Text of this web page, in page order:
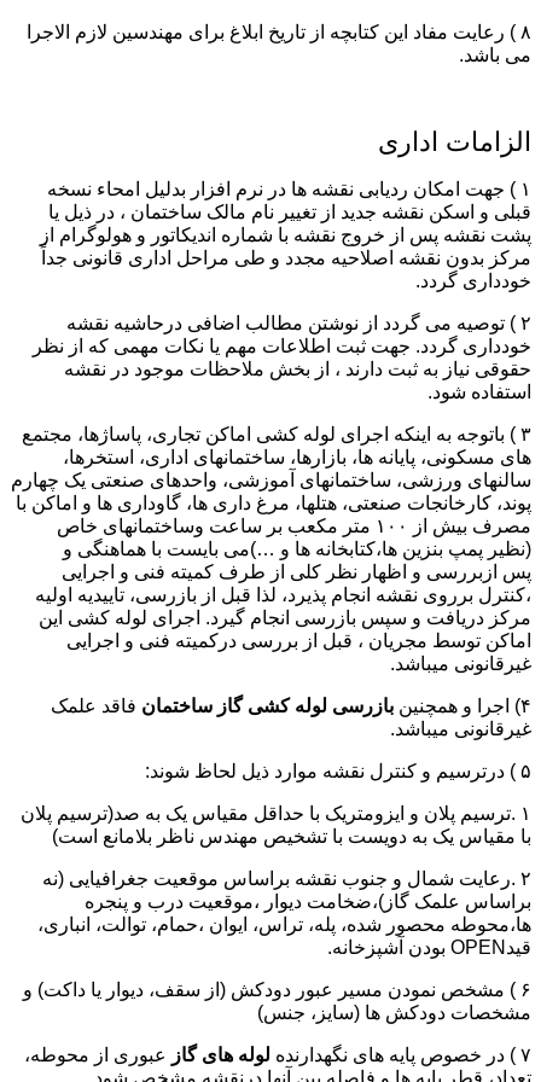
۸ ) رعایت مفاد این کتابچه از تاریخ ابلاغ برای مهندسین لازم الاجرا
می باشد.
الزامات اداری
۱ ) جهت امکان ردیابی نقشه ها در نرم افزار بدلیل امحاء نسخه
قبلی و اسکن نقشه جدید از تغییر نام مالک ساختمان ، در ذیل یا
پشت نقشه پس از خروج نقشه با شماره اندیکاتور و هولوگرام از
مرکز بدون نقشه اصلاحیه مجدد و طی مراحل اداری قانونی جداً
خودداری گردد.
۲ ) توصیه می گردد از نوشتن مطالب اضافی درحاشیه نقشه
خودداری گردد. جهت ثبت اطلاعات مهم یا نکات مهمی که از نظر
حقوقی نیاز به ثبت دارند ، از بخش ملاحظات موجود در نقشه
استفاده شود.
۳ ) باتوجه به اینکه اجرای لوله کشی اماکن تجاری، پاساژها، مجتمع
های مسکونی، پایانه ها، بازارها، ساختمانهای اداری، استخرها،
سالنهای ورزشی، ساختمانهای آموزشی، واحدهای صنعتی یک چهارم
پوند، کارخانجات صنعتی، هتلها، مرغ داری ها، گاوداری ها و اماکن با
مصرف بیش از ۱۰۰ متر مکعب بر ساعت وساختمانهای خاص
(نظیر پمپ بنزین ها،کتابخانه ها و …)می بایست با هماهنگی و
پس ازبررسی و اظهار نظر کلی از طرف کمیته فنی و اجرایی
،کنترل برروی نقشه انجام پذیرد، لذا قبل از بازرسی، تاییدیه اولیه
مرکز دریافت و سپس بازرسی انجام گیرد. اجرای لوله کشی این
اماکن توسط مجریان ، قبل از بررسی درکمیته فنی و اجرایی
غیرقانونی میباشد.
۴) اجرا و همچنین بازرسی لوله کشی گاز ساختمان فاقد علمک
غیرقانونی میباشد.
۵ ) درترسیم و کنترل نقشه موارد ذیل لحاظ شوند:
۱ .ترسیم پلان و ایزومتریک با حداقل مقیاس یک به صد(ترسیم پلان
با مقیاس یک به دویست با تشخیص مهندس ناظر بلامانع است)
۲ .رعایت شمال و جنوب نقشه براساس موقعیت جغرافیایی (نه
براساس علمک گاز)،ضخامت دیوار ،موقعیت درب و پنجره
ها،محوطه محصور شده، پله، تراس، ایوان ،حمام، توالت، انباری،
قیدOPEN بودن آشپزخانه.
۶ ) مشخص نمودن مسیر عبور دودکش (از سقف، دیوار یا داکت) و
مشخصات دودکش ها (سایز، جنس)
۷ ) در خصوص پایه های نگهدارنده لوله های گاز عبوری از محوطه،
تعداد، قطر پایه ها و فاصله بین آنها درنقشه مشخص شود.